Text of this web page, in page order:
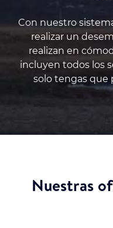
Con nuestro
realizar un
realizan en
incluyen todos los
solo tengas que
Nuestras